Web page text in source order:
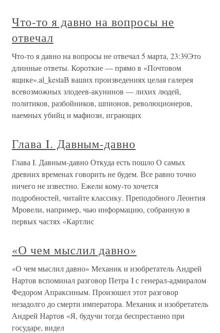
Что-то я давно на вопросы не
отвечал
Что-то я давно на вопросы не отвечал 5 марта, 23:39Это
длинные ответы. Короткие — прямо в «Почтовом
ящике».al_kestaВ ваших произведениях целая галерея
всевозможных злодеев-акунинов — лихих людей,
политиков, разбойников, шпионов, революционеров,
наемных убийц и мафиози, играющих
Глава I. Давным-давно
Глава I. Давным-давно Откуда есть пошло О самых
древних временах говорить не будем. Все равно точно
ничего не известно. Ежели кому-то хочется
подробностей, читайте классику. Преподобного Леонтия
Мровели, например, чью информацию, собранную в
первых частях «Картлис
«О чем мыслил давно»
«О чем мыслил давно» Механик и изобретатель Андрей
Нартов вспоминал разговор Петра I с генерал-адмиралом
Федором Апраксиным. Произошел этот разговор
незадолго до смерти императора. Механик и изобретатель
Андрей Нартов «Я, будучи тогда беспрестанно при
государе, видел